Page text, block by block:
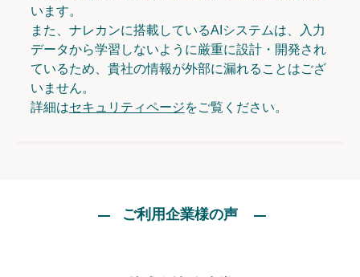
います。
また、ナレカンに搭載しているAIシステムは、入力
データから学習しないように厳重に設計・開発され
ているため、貴社の情報が外部に漏れることはござ
いません。
詳細はセキュリティページをご覧ください。
ご利用企業様の声